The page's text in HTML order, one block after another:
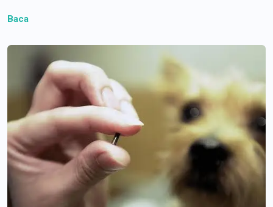
Baca